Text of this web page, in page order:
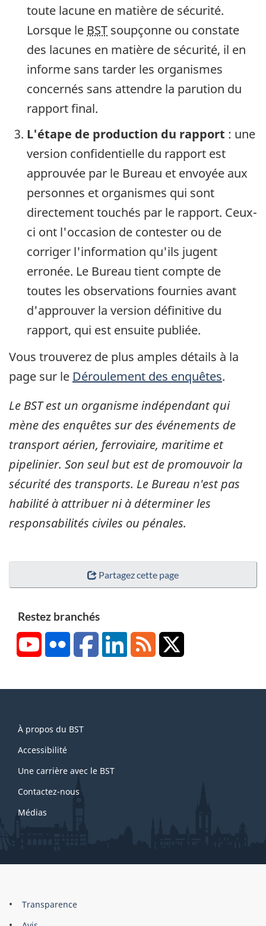
toute lacune en matière de sécurité.
Lorsque le BST soupçonne ou constate
des lacunes en matière de sécurité, il en
informe sans tarder les organismes
concernés sans attendre la parution du
rapport final.
L'étape de production du rapport : une
version confidentielle du rapport est
approuvée par le Bureau et envoyée aux
personnes et organismes qui sont
directement touchés par le rapport. Ceux-
ci ont l'occasion de contester ou de
corriger l'information qu'ils jugent
erronée. Le Bureau tient compte de
toutes les observations fournies avant
d'approuver la version définitive du
rapport, qui est ensuite publiée.
Vous trouverez de plus amples détails à la
page sur le Déroulement des enquêtes.
Le BST est un organisme indépendant qui
mène des enquêtes sur des événements de
transport aérien, ferroviaire, maritime et
pipelinier. Son seul but est de promouvoir la
sécurité des transports. Le Bureau n'est pas
habilité à attribuer ni à déterminer les
responsabilités civiles ou pénales.
Partagez cette page
Restez branchés
YouTubeFlickr FacebookLinkedInRSS
this
site
À propos du BST
Accessibilité
Une carrière avec le BST
Contactez-nous
Médias
About
this
Brand
Transparence